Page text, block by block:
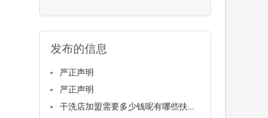
发布的信息
严正声明
严正声明
干洗店加盟需要多少钱呢有哪些扶...